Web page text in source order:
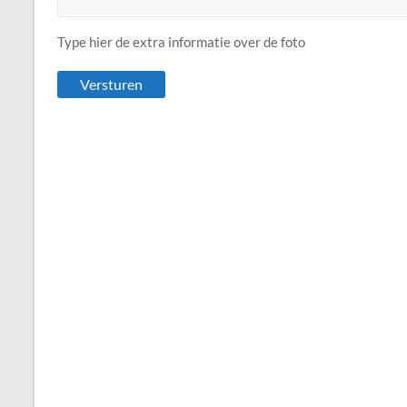
Type hier de extra informatie over de foto
Versturen